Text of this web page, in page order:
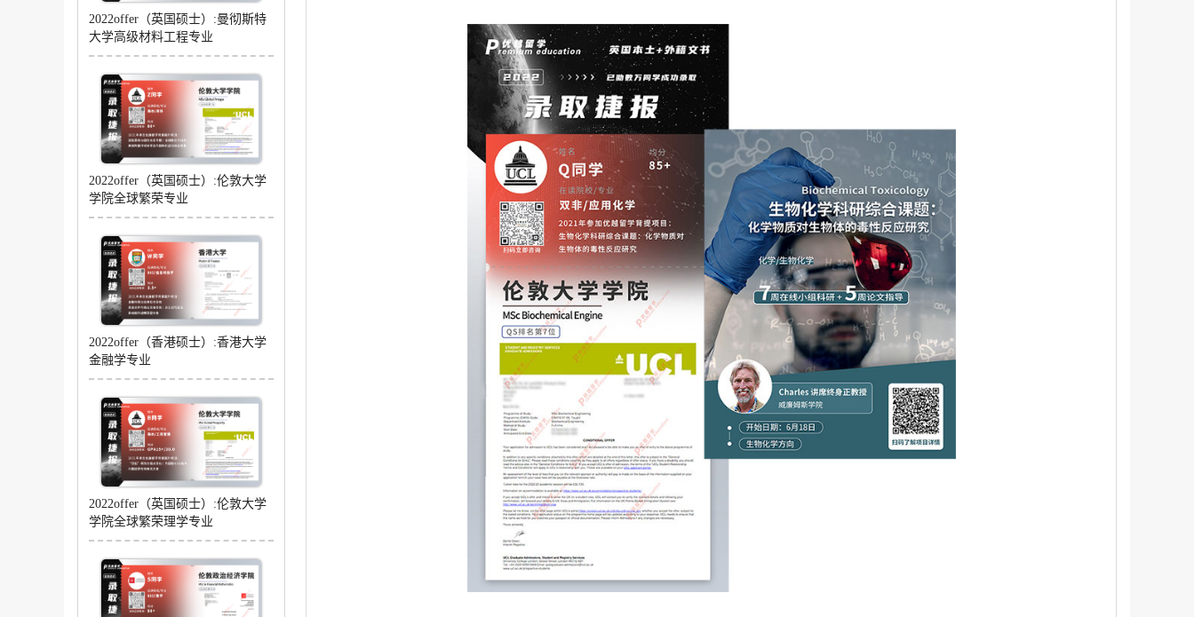
2022offer（英国硕士）:曼彻斯特
大学高级材料工程专业
2022offer（英国硕士）:伦敦大学
学院全球繁荣专业
2022offer（香港硕士）:香港大学
金融学专业
2022offer（英国硕士）:伦敦大学
学院全球繁荣理学专业